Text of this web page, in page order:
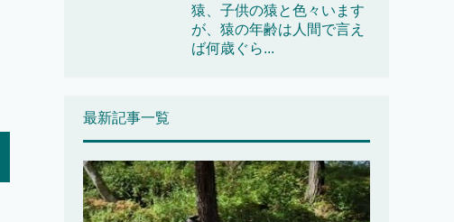
猿、子供の猿と色々います
が、猿の年齢は人間で言え
ば何歳ぐら...
最新記事一覧